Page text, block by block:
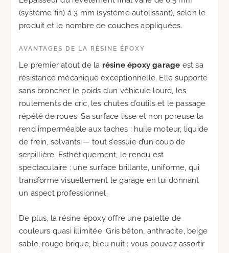
(système fin) à 3 mm (système autolissant), selon le
produit et le nombre de couches appliquées.
AVANTAGES DE LA RÉSINE ÉPOXY
Le premier atout de la résine époxy garage est sa
résistance mécanique exceptionnelle. Elle supporte
sans broncher le poids d’un véhicule lourd, les
roulements de cric, les chutes d’outils et le passage
répété de roues. Sa surface lisse et non poreuse la
rend imperméable aux taches : huile moteur, liquide
de frein, solvants — tout s’essuie d’un coup de
serpillière. Esthétiquement, le rendu est
spectaculaire : une surface brillante, uniforme, qui
transforme visuellement le garage en lui donnant
un aspect professionnel.
De plus, la résine époxy offre une palette de
couleurs quasi illimitée. Gris béton, anthracite, beige
sable, rouge brique, bleu nuit : vous pouvez assortir